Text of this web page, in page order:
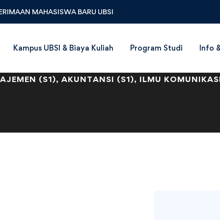
MAHASISWA BARU UBSI
Kampus UBSI & Biaya Kuliah Program Studi Info
D3 ke S1 Bagi
(S1), AKUNTANSI (S1), ILMU